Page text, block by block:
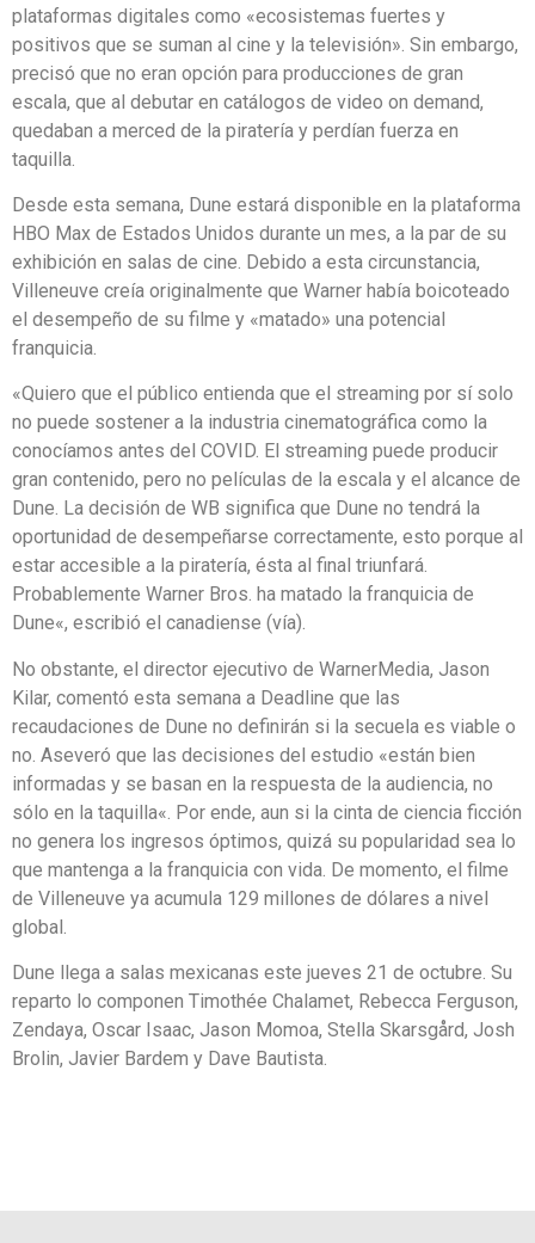
plataformas digitales como «ecosistemas fuertes y
positivos que se suman al cine y la televisión». Sin embargo,
precisó que no eran opción para producciones de gran
escala, que al debutar en catálogos de video on demand,
quedaban a merced de la piratería y perdían fuerza en
taquilla.
Desde esta semana, Dune estará disponible en la plataforma
HBO Max de Estados Unidos durante un mes, a la par de su
exhibición en salas de cine. Debido a esta circunstancia,
Villeneuve creía originalmente que Warner había boicoteado
el desempeño de su filme y «matado» una potencial
franquicia.
«Quiero que el público entienda que el streaming por sí solo
no puede sostener a la industria cinematográfica como la
conocíamos antes del COVID. El streaming puede producir
gran contenido, pero no películas de la escala y el alcance de
Dune. La decisión de WB significa que Dune no tendrá la
oportunidad de desempeñarse correctamente, esto porque al
estar accesible a la piratería, ésta al final triunfará.
Probablemente Warner Bros. ha matado la franquicia de
Dune«, escribió el canadiense (vía).
No obstante, el director ejecutivo de WarnerMedia, Jason
Kilar, comentó esta semana a Deadline que las
recaudaciones de Dune no definirán si la secuela es viable o
no. Aseveró que las decisiones del estudio «están bien
informadas y se basan en la respuesta de la audiencia, no
sólo en la taquilla«. Por ende, aun si la cinta de ciencia ficción
no genera los ingresos óptimos, quizá su popularidad sea lo
que mantenga a la franquicia con vida. De momento, el filme
de Villeneuve ya acumula 129 millones de dólares a nivel
global.
Dune llega a salas mexicanas este jueves 21 de octubre. Su
reparto lo componen Timothée Chalamet, Rebecca Ferguson,
Zendaya, Oscar Isaac, Jason Momoa, Stella Skarsgård, Josh
Brolin, Javier Bardem y Dave Bautista.